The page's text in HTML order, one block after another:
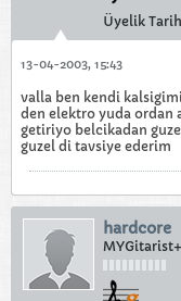
Üyelik
13-04-2003, 15:43
valla ben kendi kalsigimi
den elektro yuda ordan
getiriyo belcikadan
guzel di tavsiye ederim
hardcore
MYGitarist+